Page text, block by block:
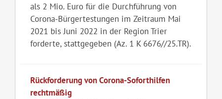
als 2 Mio. Euro für die Durchführung von
Corona-Bürgertestungen im Zeitraum Mai
2021 bis Juni 2022 in der Region Trier
forderte, stattgegeben (Az. 1 K 6676//25.TR).
Rückforderung von Corona-Soforthilfen
rechtmäßig